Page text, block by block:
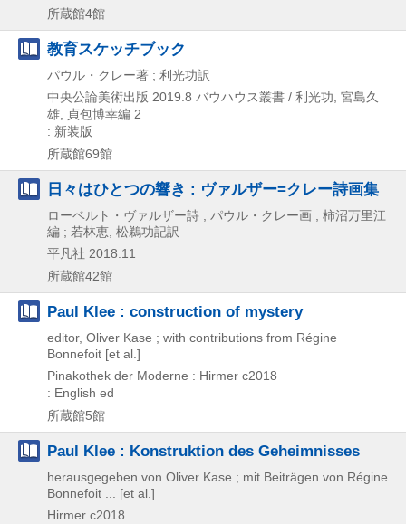
所蔵館4館
教育スケッチブック
パウル・クレー著 ; 利光功訳
中央公論美術出版 2019.8 バウハウス叢書 / 利光功, 宮島久
雄,
貞包博幸編 2
: 新装版
所蔵館69館
日々はひとつの響き : ヴァルザー=クレー詩画集
ローベルト・ヴァルザー詩 ; パウル・クレー画 ; 柿沼万里江
編 ; 若林恵, 松鵜功記訳
平凡社 2018.11
所蔵館42館
Paul Klee : construction of mystery
editor, Oliver Kase ; with contributions from Régine
Bonnefoit [et al.]
Pinakothek der Moderne : Hirmer c2018
: English ed
所蔵館5館
Paul Klee : Konstruktion des Geheimnisses
herausgegeben von Oliver Kase ; mit Beiträgen von Régine
Bonnefoit ... [et al.]
Hirmer c2018